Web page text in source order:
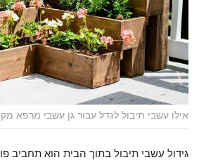
אילו עשבי תיבול לגדל עבור גן עשבי מרפא
גידול עשבי תיבול בתוך הבית הוא תחביב